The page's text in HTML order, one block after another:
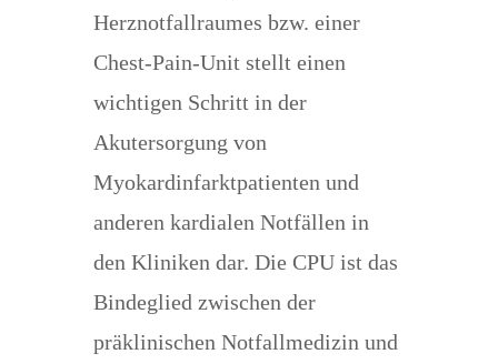
Herznotfallraumes bzw. einer
Chest-Pain-Unit stellt einen
wichtigen Schritt in der
Akutersorgung von
Myokardinfarktpatienten und
anderen kardialen Notfällen in
den Kliniken dar. Die CPU ist das
Bindeglied zwischen der
präklinischen Notfallmedizin und